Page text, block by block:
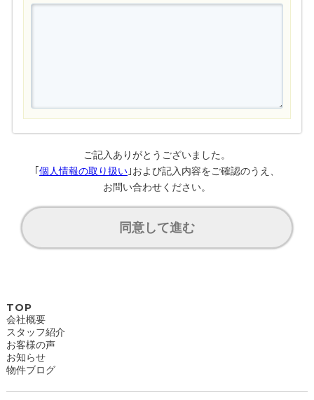
ご記入ありがとうございました。
個人情報の取り扱い｣および記入内容をご確認のうえ、
お問い合わせください。
同意して進む
TOP
会社概要
スタッフ紹介
お客様の声
お知らせ
物件ブログ